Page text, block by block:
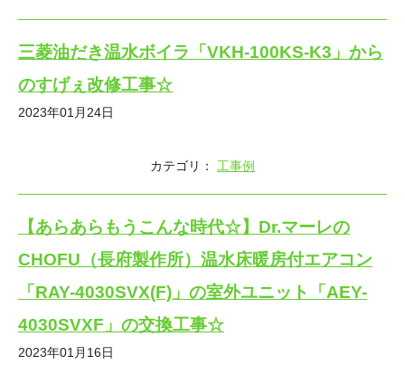
三菱油だき温水ボイラ「VKH-100KS-K3」から
のすげぇ改修工事☆
2023年01月24日
カテゴリ： 工事例
【あらあらもうこんな時代☆】Dr.マーレの
CHOFU（長府製作所）温水床暖房付エアコン
「RAY-4030SVX(F)」の室外ユニット「AEY-
4030SVXF」の交換工事☆
2023年01月16日